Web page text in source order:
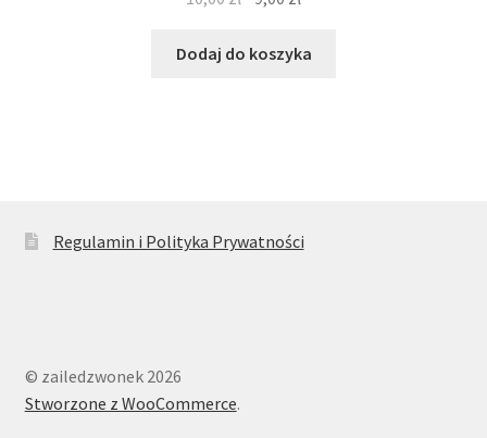
wynosiła:wynosi:
Dodaj do koszyka
Regulamin i Polityka Prywatności
© zailedzwonek 2026
Stworzone z WooCommerce.